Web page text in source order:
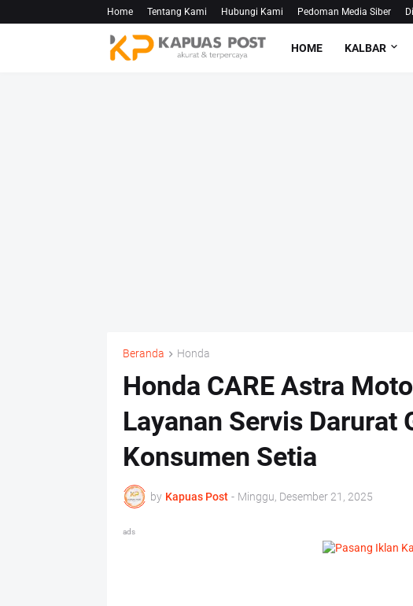
Home Tentang Kami Hubungi Kami Pedoman Media Siber
HOME KALBAR
Beranda Honda
Honda CARE Astra
Layanan Servis Darurat
Konsumen Setia
by Kapuas Post - Minggu, Desember 21, 2025
ads